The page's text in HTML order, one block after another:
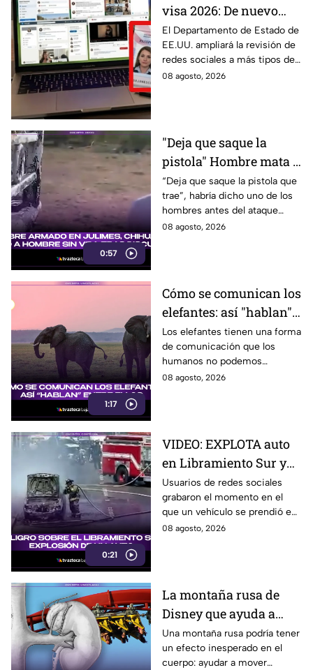
visa 2026: De nuevo
revisarán las redes
sociales de mexicanos
que viaje a este país
El Departamento de Estado de
EE.UU. ampliará la revisión de
redes sociales a más tipos de
visa, incluyendo a mexicanos
08 agosto, 2026
0:57
"Deja que saque la
pistola" Hombre mata a
padre y hiere a su hijo
por supuestamente
invadir un camino
“Deja que saque la pistola que
trae”, habría dicho uno de los
hombres antes del ataque
armado en Julimes, Chihuahua
08 agosto, 2026
1:17
Cómo se comunican los
elefantes: así "hablan"
entre ellos
Los elefantes tienen una forma
de comunicación que los
humanos no podemos
escuchar, ellos “hablan” de una
08 agosto, 2026
0:21
VIDEO: EXPLOTA auto
en Libramiento Sur y
ocasiona fuerte tráfico
en Tijuana este sábado;
cerca de 5 y 10
Usuarios de redes sociales
grabaron el momento en el
que un vehículo se prendió en
llamas sobre el Libramiento, lo
08 agosto, 2026
La montaña rusa de
Disney que ayuda a
expulsar cálculos
renales, según estudio
Una montaña rusa podría tener
un efecto inesperado en el
cuerpo: ayudar a mover